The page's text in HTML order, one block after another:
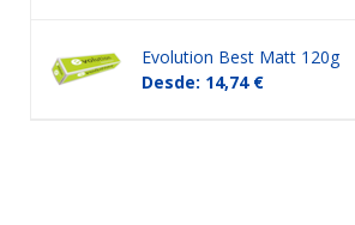
Evolution Best Matt 120g
Desde: 14,74 €